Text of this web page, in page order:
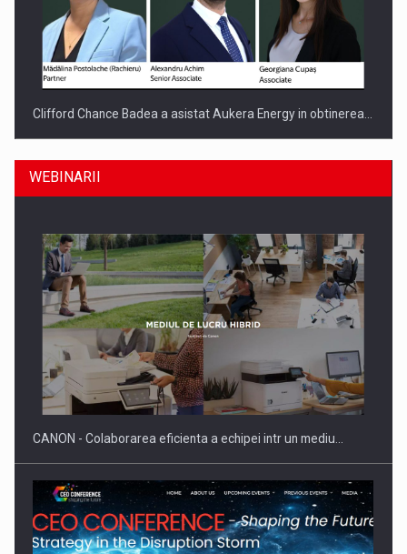
Clifford Chance Badea a asistat Aukera Energy in obtinerea…
SAPTE PERSONALITATI DIN MEDIUL DE AFACERI, ACADEMIC
SI INSTITUTIONAL…
WEBINARII
CANON - Colaborarea eficienta a echipei intr un mediu…